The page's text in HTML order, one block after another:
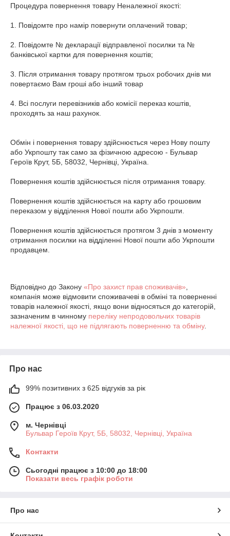
Процедура повернення товару Неналежної якості:
1. Повідомте про намір повернути оплачений товар;
2. Повідомте № декларації відправленої посилки та №
банківської картки для повернення коштів;
3. Після отримання товару протягом трьох робочих днів ми
повертаємо Вам гроші або інший товар
4. Всі послуги перевізників або комісії переказ коштів,
проходять за наш рахунок.
Обмін і повернення товару здійснюється через Нову пошту
або Укрпошту так само за фізичною адресою - Бульвар
Героїв Крут, 5Б, 58032, Чернівці, Україна.
Повернення коштів здійснюється після отримання товару.
Повернення коштів здійснюється на карту або грошовим
переказом у відділення Нової пошти або Укрпошти.
Повернення коштів здійснюється протягом 3 днів з моменту
отримання посилки на відділенні Нової пошти або Укрпошти
продавцем.
Відповідно до Закону «Про захист прав споживачів»
компанія може відмовити споживачеві в обміні та поверненні
товарів належної якості, якщо вони відносяться до категорій,
зазначеним в чинному переліку непродовольчих товарів
належної якості, що не підлягають поверненню та обміну.
Про нас
99% позитивних з 625 відгуків за рік
Працює з 06.03.2020
м. Чернівці
Бульвар Героїв Крут, 5Б, 58032, Чернівці, Україна
Контакти
Сьогодні працює з 10:00 до 18:00
Показати весь графік роботи
Про нас